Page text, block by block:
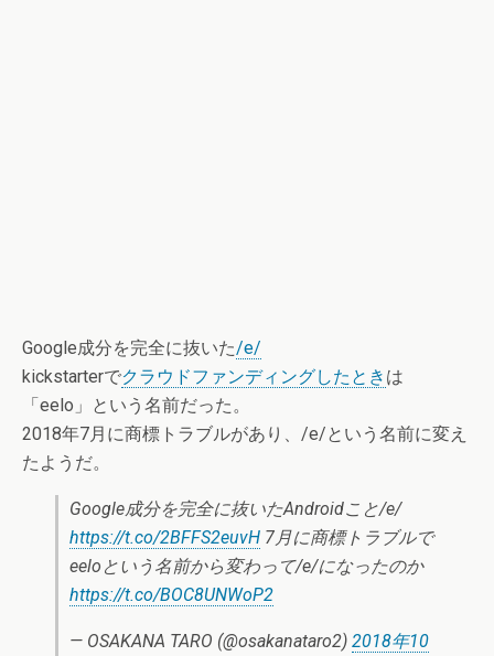
Google成分を完全に抜いた/e/
kickstarterでクラウドファンディングしたとき は
「eelo」という名前だった。
2018年7月に商標トラブルがあり、/e/という名前に変え
たようだ。
Google成分を完全に抜いたAndroidこと/e/
https://t.co/2BFFS2euvH 7月に商標トラブルで
eeloという名前から変わって/e/になったのか
https://t.co/BOC8UNWoP2
— OSAKANA TARO (@osakanataro2) 2018年10